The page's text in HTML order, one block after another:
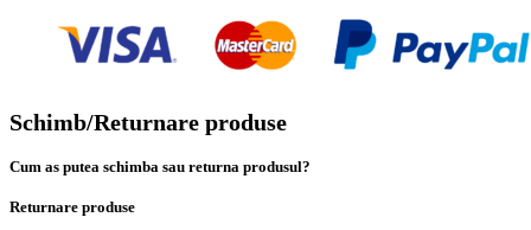
Schimb/Returnare produse
Cum as putea schimba sau returna produsul?
Returnare produse